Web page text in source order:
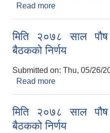
Read more
मिति २०७८ साल पौष
बैठकको निर्णय
Submitted on: Thu, 05/26/
Read more
मिति २०७८ साल पौष
बैठकको निर्णय